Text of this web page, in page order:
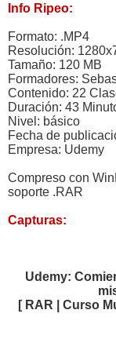
Info Ripeo:
Formato: .MP4
Resolución:
Tamaño: 120 MB
Formadores:
Contenido: 22
Duración: 43
Nivel: básico
Fecha de
Empresa: Udemy
Compreso con
soporte .RAR
Capturas:
Udemy:
[ RAR | Curso